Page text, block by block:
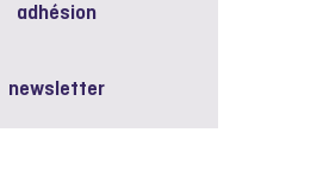
adhésion
newsletter